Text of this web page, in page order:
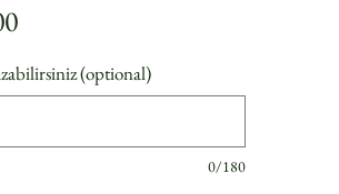
Price
(optional)
0/180